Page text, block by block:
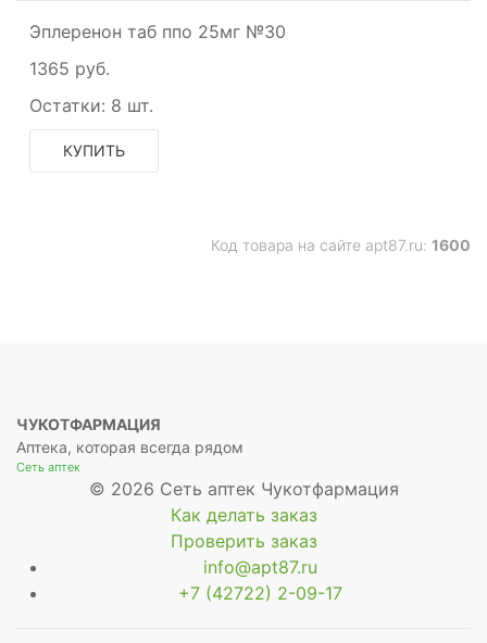
Эплеренон таб ппо 25мг №30
1365 руб.
Остатки: 8 шт.
КУПИТЬ
Код товара на сайте apt87.ru: 1600
ЧУКОТФАРМАЦИЯ
Аптека, которая всегда рядом
Сеть аптек
© 2026 Сеть аптек Чукотфармация
Как делать заказ
Проверить заказ
info@apt87.ru
+7 (42722) 2-09-17